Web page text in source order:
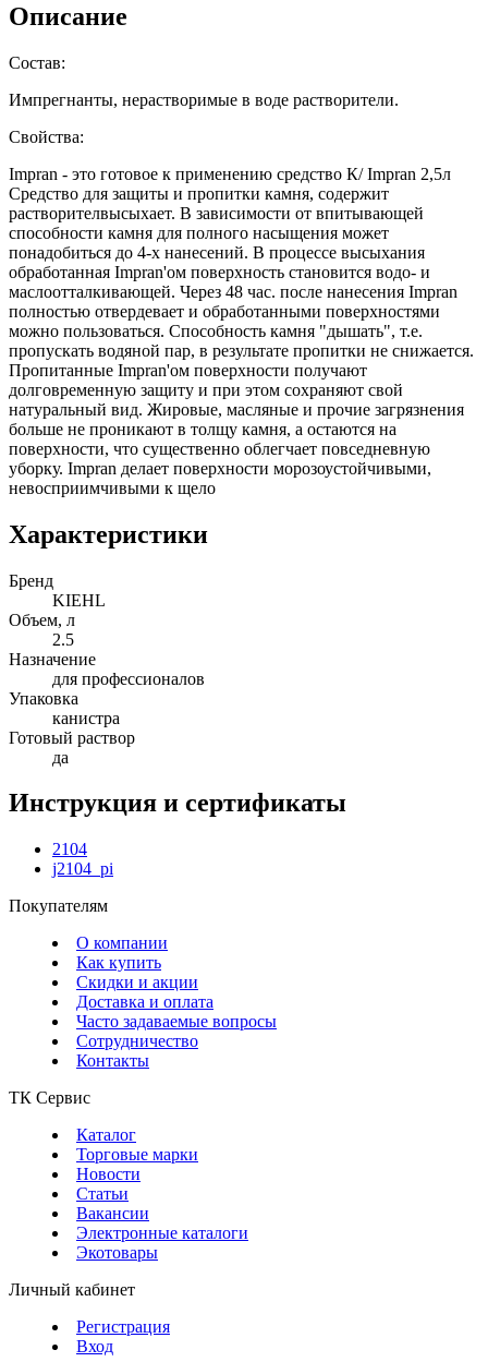
Описание
Состав:
Импрегнанты, нерастворимые в воде растворители.
Свойства:
Impran - это готовое к применению средство К/ Impran 2,5л
Средство для защиты и пропитки камня, содержит
растворителвысыхает. В зависимости от впитывающей
способности камня для полного насыщения может
понадобиться до 4-х нанесений. В процессе высыхания
обработанная Impran'ом поверхность становится водо- и
маслоотталкивающей. Через 48 час. после нанесения Impran
полностью отвердевает и обработанными поверхностями
можно пользоваться. Способность камня "дышать", т.е.
пропускать водяной пар, в результате пропитки не снижается.
Пропитанные Impran'ом поверхности получают
долговременную защиту и при этом сохраняют свой
натуральный вид. Жировые, масляные и прочие загрязнения
больше не проникают в толщу камня, а остаются на
поверхности, что существенно облегчает повседневную
уборку. Impran делает поверхности морозоустойчивыми,
невосприимчивыми к щело
Характеристики
Бренд
KIEHL
Объем, л
2.5
Назначение
для профессионалов
Упаковка
канистра
Готовый раствор
да
Инструкция и сертификаты
2104
j2104_pi
Покупателям
О компании
Как купить
Скидки и акции
Доставка и оплата
Часто задаваемые вопросы
Сотрудничество
Контакты
ТК Сервис
Каталог
Торговые марки
Новости
Статьи
Вакансии
Электронные каталоги
Экотовары
Личный кабинет
Регистрация
Вход